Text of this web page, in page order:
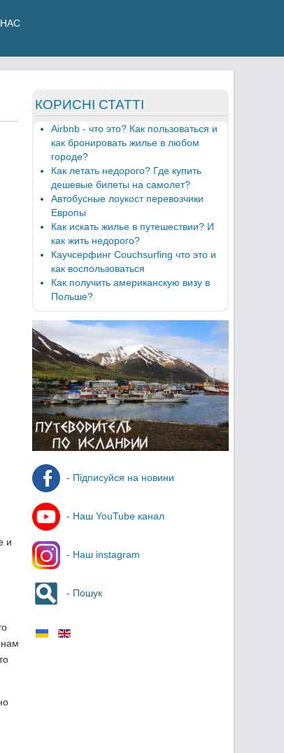
и
КОРИСНІ СТАТТІ
Airbnb - что это? Как пользоваться и
как бронировать жилье в любом
городе?
Как летать недорого? Где купить
дешевые билеты на самолет?
Автобусные лоукост перевозчики
Европы
Как искать жилье в путешествии? И
как жить недорого?
Каучсерфинг Couchsurfing что это и
как воспользоваться
Как получить американскую визу в
Польше?
- Підписуйся на новини
- Наш YouTube канал
- Наш instagram
- Пошук